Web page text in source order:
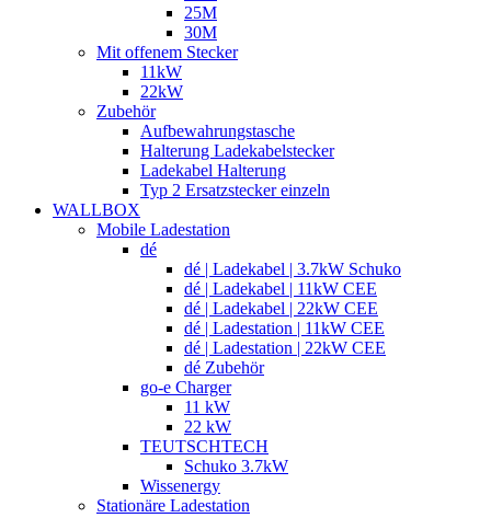
25M
30M
Mit offenem Stecker
11kW
22kW
Zubehör
Aufbewahrungstasche
Halterung Ladekabelstecker
Ladekabel Halterung
Typ 2 Ersatzstecker einzeln
WALLBOX
Mobile Ladestation
dé
dé | Ladekabel | 3.7kW Schuko
dé | Ladekabel | 11kW CEE
dé | Ladekabel | 22kW CEE
dé | Ladestation | 11kW CEE
dé | Ladestation | 22kW CEE
dé Zubehör
go-e Charger
11 kW
22 kW
TEUTSCHTECH
Schuko 3.7kW
Wissenergy
Stationäre Ladestation